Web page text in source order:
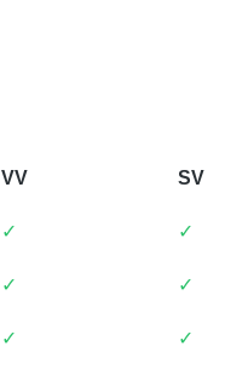
VV SV
✓ ✓
✓ ✓
✓ ✓